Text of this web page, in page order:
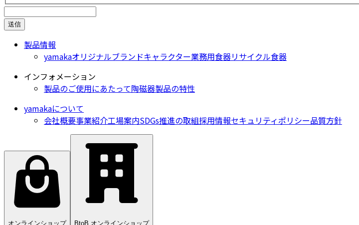
送信
製品情報
yamakaオリジナルブランドキャラクター業務用食器リサイクル食器
インフォメーション
製品のご使用にあたって陶磁器製品の特性
yamakaについて
会社概要事業紹介工場案内SDGs推進の取組採用情報セキュリティポリシー品質方針
オンラインショップ BtoB オンラインショップ